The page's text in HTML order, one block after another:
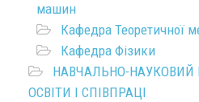
машин
Кафедра Теоретичної
Кафедра Фізики
НАВЧАЛЬНО-НАУКОВИЙ
ОСВІТИ І СПІВПРАЦІ